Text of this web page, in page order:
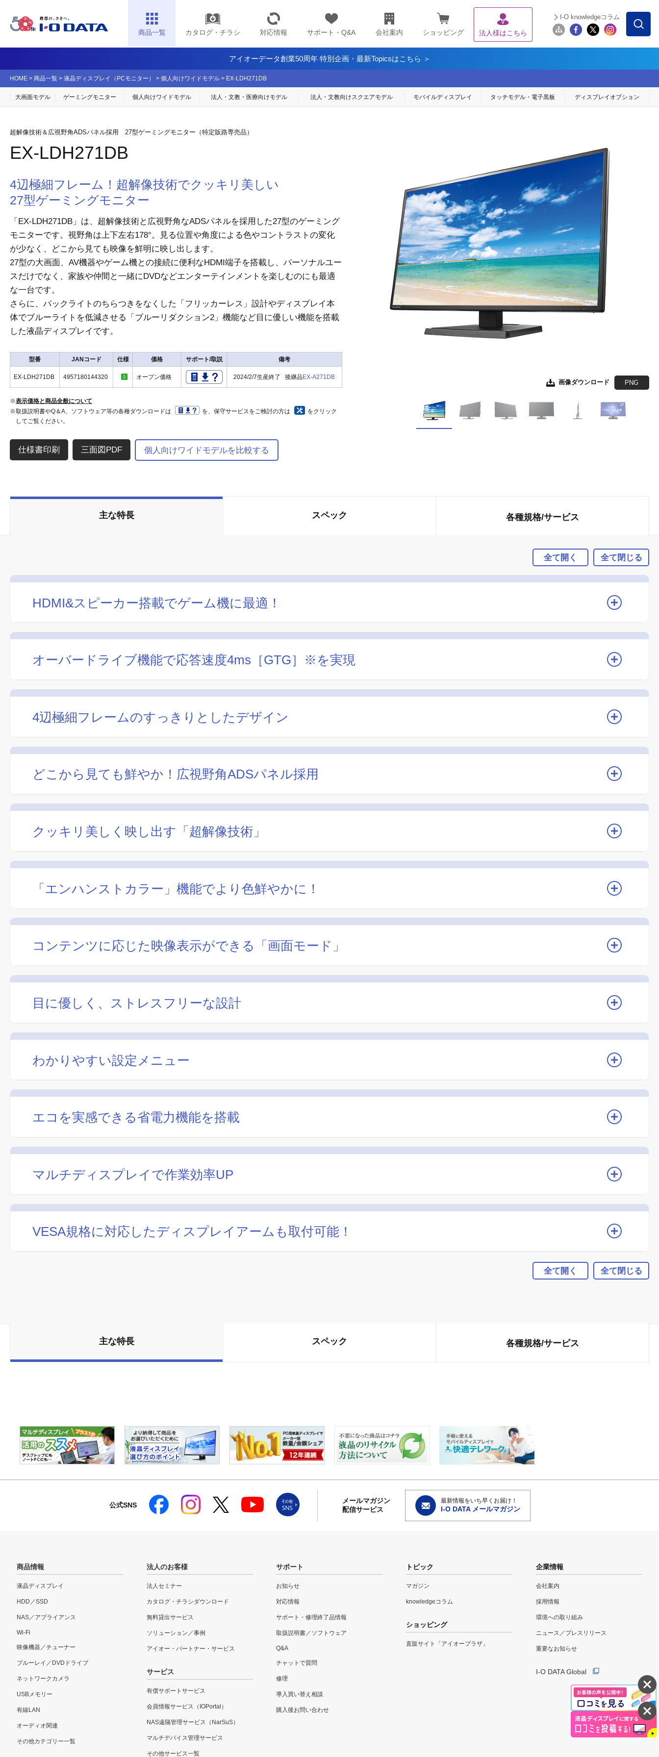
商品一覧 カタログ・チラシ 対応情報 サポート・Q&A 会社案内 ショッピング 法人様はこちら
I-O knowledgeコラム
アイオーデータ創業50周年 特別企画・最新Topicsはこちら ＞
HOME > 商品一覧 > 液晶ディスプレイ（PCモニター） > 個人向けワイドモデル > EX-LDH271DB
大画面モデル ゲーミングモニター 個人向けワイドモデル 法人・文教・医療向けモデル 法人・文教向けスクエアモデル モバイルディスプレイ タッチモデル・ 電子黒板 ディスプレイ オプション
超解像技術＆広視野角ADSパネル採用 27型ゲーミングモニター（特定販路専売品）
EX-LDH271DB
画像ダウンロード PNG
画像ダウンロード JPEG EPS形式
画像ダウンロード JPEG EPS形式
画像ダウンロード JPEG EPS形式
画像ダウンロード JPEG EPS形式
画像ダウンロード JPEG EPS形式
4辺極細フレーム！超解像技術でクッキリ美しい
27型ゲーミングモニター
「EX-LDH271DB」は、超解像技術と広視野角なADSパネルを採用した27型のゲーミング
モニターです。視野角は上下左右178°。見る位置や角度による色やコントラストの変化
が少なく、どこから見ても映像を鮮明に映し出します。
27型の大画面、AV機器やゲーム機との接続に便利なHDMI端子を搭載し、パーソナルユー
スだけでなく、家族や仲間と一緒にDVDなどエンターテインメントを楽しむのにも最適
な一台です。
さらに、バックライトのちらつきをなくした「フリッカーレス」設計やディスプレイ本
体でブルーライトを低減させる「ブルーリダクション2」機能など目に優しい機能を搭載
した液晶ディスプレイです。
型番 JANコード 仕様 価格 サポート/取説 備考
EX-LDH271DB 4957180144320 オープン価格 2024/2/7生産終了 後継品EX-A271DB
※表示価格と商品全般について
※取扱説明書やQ＆A、ソフトウェア等の各種ダウンロードは
を、保守サービスをご検討の方は
をクリック
してご覧ください。
三面図PDF 個人向けワイドモデルを比較する
主な特長 スペック 各種規格/サービス
全て開く 全て閉じる
HDMI&スピーカー搭載でゲーム機に最適！
オーバードライブ機能で応答速度4ms［GTG］※を実現
4辺極細フレームのすっきりとしたデザイン
どこから見ても鮮やか！広視野角ADSパネル採用
クッキリ美しく映し出す「超解像技術」
「エンハンストカラー」機能でより色鮮やかに！
コンテンツに応じた映像表示ができる「画面モード」
目に優しく、ストレスフリーな設計
わかりやすい設定メニュー
エコを実感できる省電力機能を搭載
マルチディスプレイで作業効率UP
VESA規格に対応したディスプレイアームも取付可能！
全て開く 全て閉じる
主な特長 スペック 各種規格/サービス
公式SNS
メールマガジン
配信サービス
最新情報をいち早くお届け！
I-O DATA メールマガジン
商品情報
液晶ディスプレイ
HDD／SSD
NAS／アプライアンス
Wi-Fi
映像機器／チューナー
ブルーレイ／DVDドライブ
ネットワークカメラ
USBメモリー
有線LAN
オーディオ関連
その他カテゴリー一覧
法人のお客様
法人セミナー
カタログ・チラシダウンロード
無料貸出サービス
ソリューション／事例
アイオー・パートナー・サービス
サービス
有償サポートサービス
会員情報サービス（IOPortal）
NAS遠隔管理サービス（NarSuS）
マルチデバイス管理サービス
その他サービス一覧
サポート
お知らせ
対応情報
サポート・修理終了品情報
取扱説明書／ソフトウェア
Q&A
チャットで質問
修理
導入買い替え相談
購入後お問い合わせ
トピック
マガジン
knowledgeコラム
ショッピング
直販サイト「アイオープラザ」
企業情報
会社案内
採用情報
環境への取り組み
ニュース／プレスリリース
重要なお知らせ
I-O DATA Global